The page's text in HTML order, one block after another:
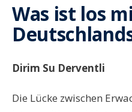
Was ist los
Dirim Su Derventli
Die Lücke zwischen